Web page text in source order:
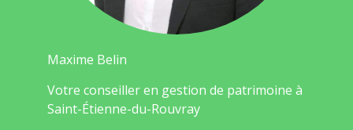
Maxime Belin
Votre conseiller en gestion de patrimoine à
Saint-Étienne-du-Rouvray